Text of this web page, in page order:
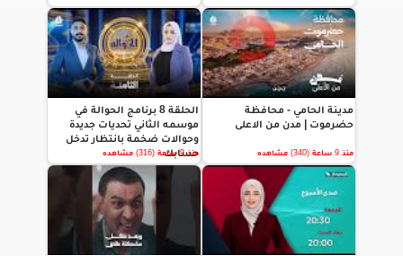
مدينة الحامي - محافظة
حضرموت | مدن من الاعلى
منذ 9 ساعة (340) مشاهده
الحلقة 8 برنامج الحوالة في
موسمه الثاني تحديات جديدة
وحوالات ضخمة بانتظار تدخل
حسابك
منذ 9 ساعة (316) مشاهده